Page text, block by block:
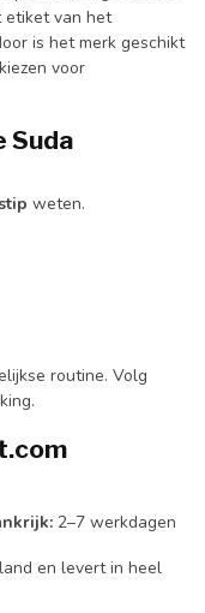
etiket van het
is het merk geschikt
voor
Suda
weten.
routine. Volg
2–7 werkdagen
en levert in heel